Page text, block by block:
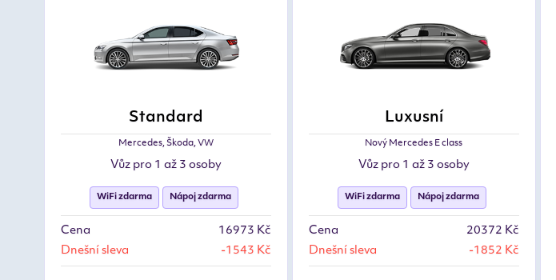
Standard
Mercedes, Škoda, VW
Vůz pro 1 až 3 osoby
WiFi zdarma Nápoj zdarma
Cena
16973 Kč
Dnešní sleva
-1543 Kč
Luxusní
Nový Mercedes E class
Vůz pro 1 až 3 osoby
WiFi zdarma Nápoj zdarma
Cena
20372 Kč
Dnešní sleva
-1852 Kč